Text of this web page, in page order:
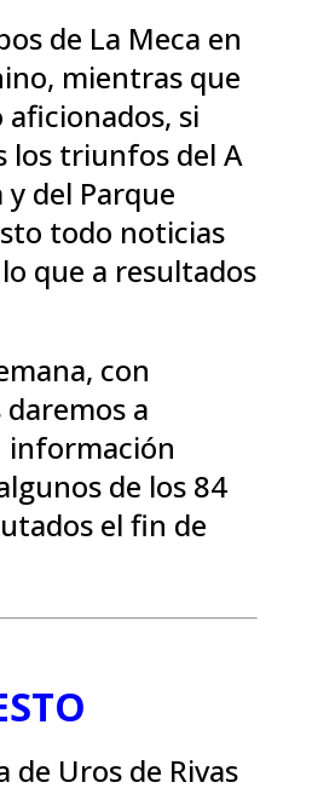
de La Meca en
mientras que
si
los triunfos del A
y del Parque
todo noticias
que a resultados
con
a
de los 84
el fin de
de Uros de Rivas